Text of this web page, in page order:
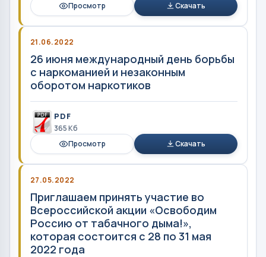
Просмотр
Скачать
21.06.2022
26 июня международный день борьбы
с наркоманией и незаконным
оборотом наркотиков
PDF
365 Кб
Просмотр
Скачать
27.05.2022
Приглашаем принять участие во
Всероссийской акции «Освободим
Россию от табачного дыма!»,
которая состоится с 28 по 31 мая
2022 года